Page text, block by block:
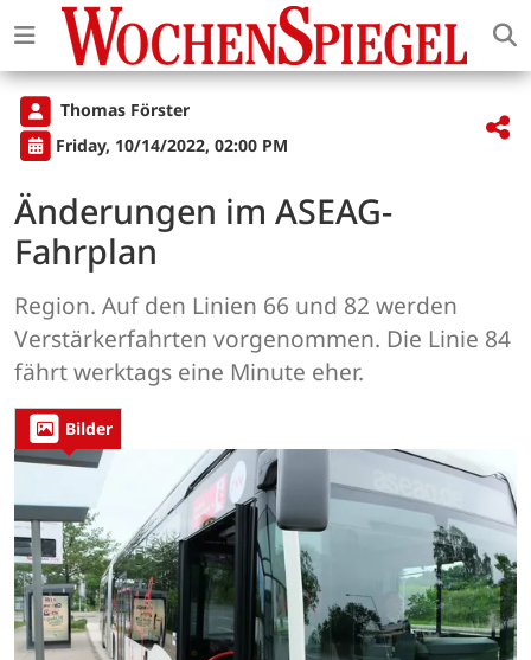
Thomas Förster
Friday, 10/14/2022, 02:00 PM
Änderungen im ASEAG-
Fahrplan
Region. Auf den Linien 66 und 82 werden
Verstärkerfahrten vorgenommen. Die Linie 84
fährt werktags eine Minute eher.
Bilder